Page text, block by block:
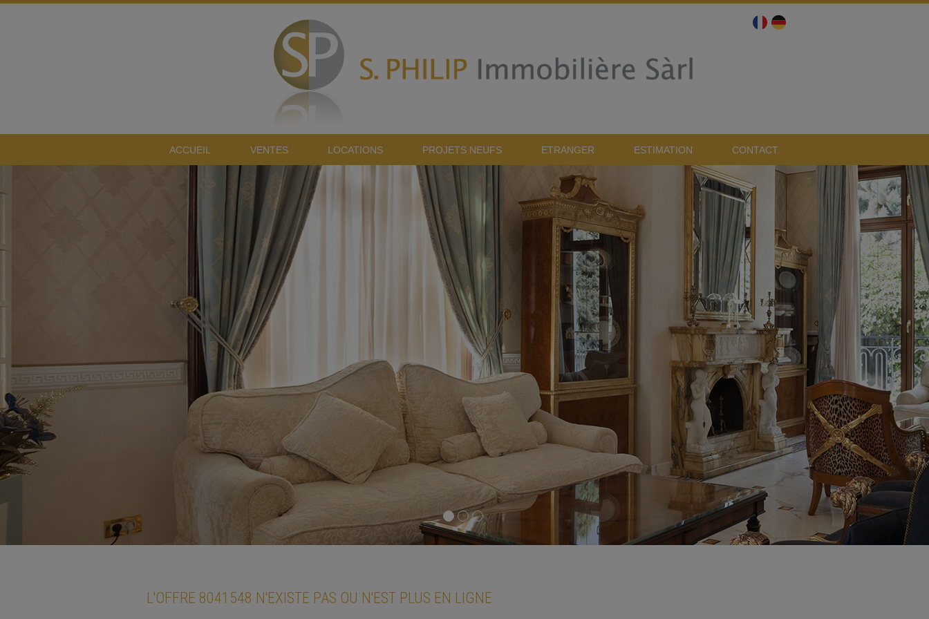
ACCUEIL VENTES LOCATIONS PROJETS NEUFS ETRANGER ESTIMATION CONTACT
L'OFFRE 8041548 N'EXISTE PAS OU N'EST PLUS EN LIGNE